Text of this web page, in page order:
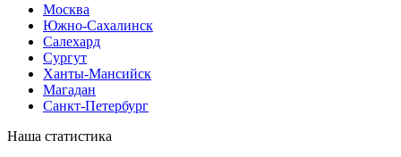
Москва
Южно-Сахалинск
Салехард
Сургут
Ханты-Мансийск
Магадан
Санкт-Петербург
Наша статистика